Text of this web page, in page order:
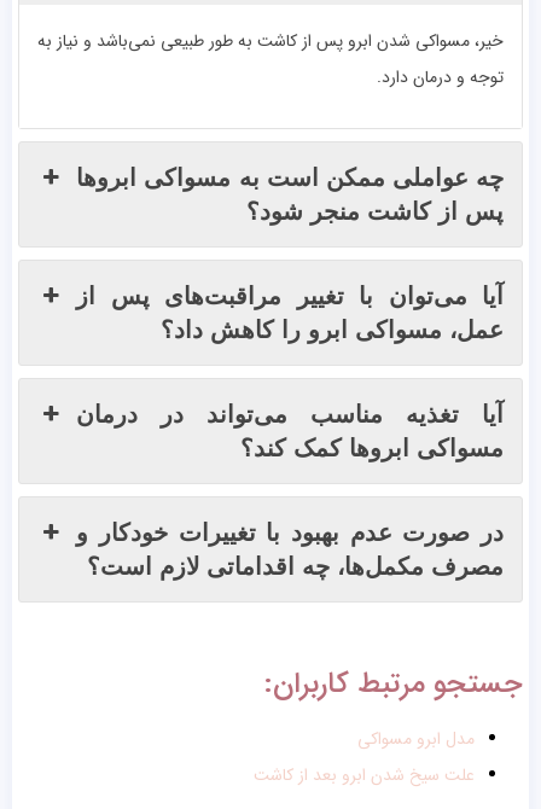
خیر، مسواکی شدن ابرو پس از کاشت به طور طبیعی نمی‌باشد و نیاز به
توجه و درمان دارد.
چه عواملی ممکن است به مسواکی ابروها
پس از کاشت منجر شود؟
آیا می‌توان با تغییر مراقبت‌های پس از
عمل، مسواکی ابرو را کاهش داد؟
آیا تغذیه مناسب می‌تواند در درمان
مسواکی ابروها کمک کند؟
در صورت عدم بهبود با تغییرات خودکار و
مصرف مکمل‌ها، چه اقداماتی لازم است؟
جستجو مرتبط کاربران:
مدل ابرو مسواکی
علت سیخ شدن ابرو بعد از کاشت